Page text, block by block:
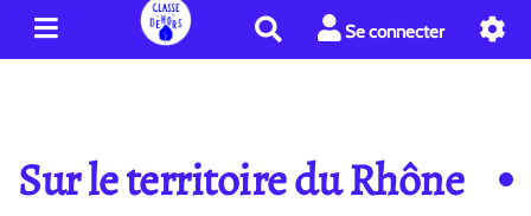
e
c
Se connecter
Sur le territoire du Rhône